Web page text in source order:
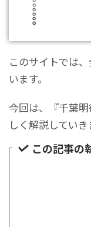
このサイトでは
います。
今回は、『千葉
しく解説していき
この記事の